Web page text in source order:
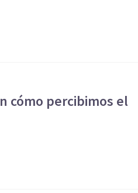
cómo percibimos el